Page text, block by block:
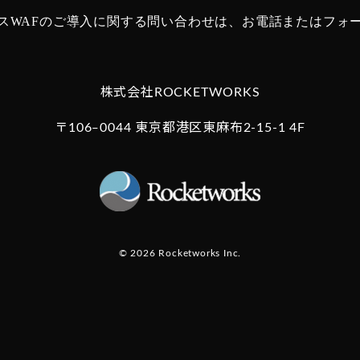
WAFのご導入に関する問い合わせは、 お電話またはフォ
株式会社ROCKETWORKS
〒106‒0044 東京都港区東麻布2-15-1 4F
© 2026 Rocketworks Inc.